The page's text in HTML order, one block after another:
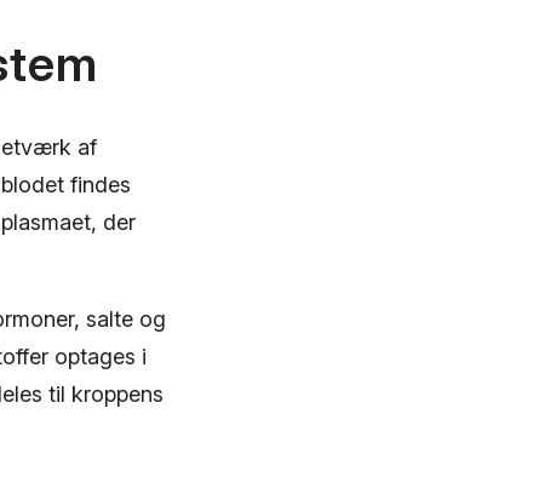
af
findes
der
salte og
optages i
til kroppens